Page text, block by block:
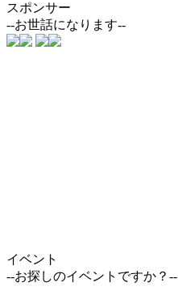
スポンサー
--お世話になります--
イベント
--お探しのイベントですか？--